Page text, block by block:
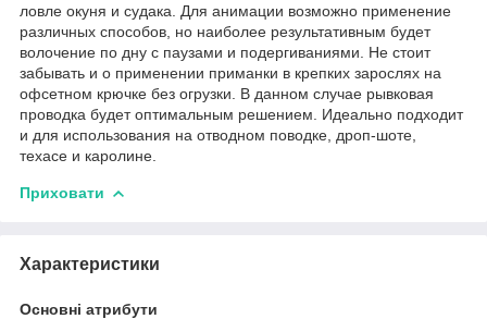
ловле окуня и судака. Для анимации возможно применение
различных способов, но наиболее результативным будет
волочение по дну с паузами и подергиваниями. Не стоит
забывать и о применении приманки в крепких зарослях на
офсетном крючке без огрузки. В данном случае рывковая
проводка будет оптимальным решением. Идеально подходит
и для использования на отводном поводке, дроп-шоте,
техасе и каролине.
Приховати
Характеристики
Основні атрибути